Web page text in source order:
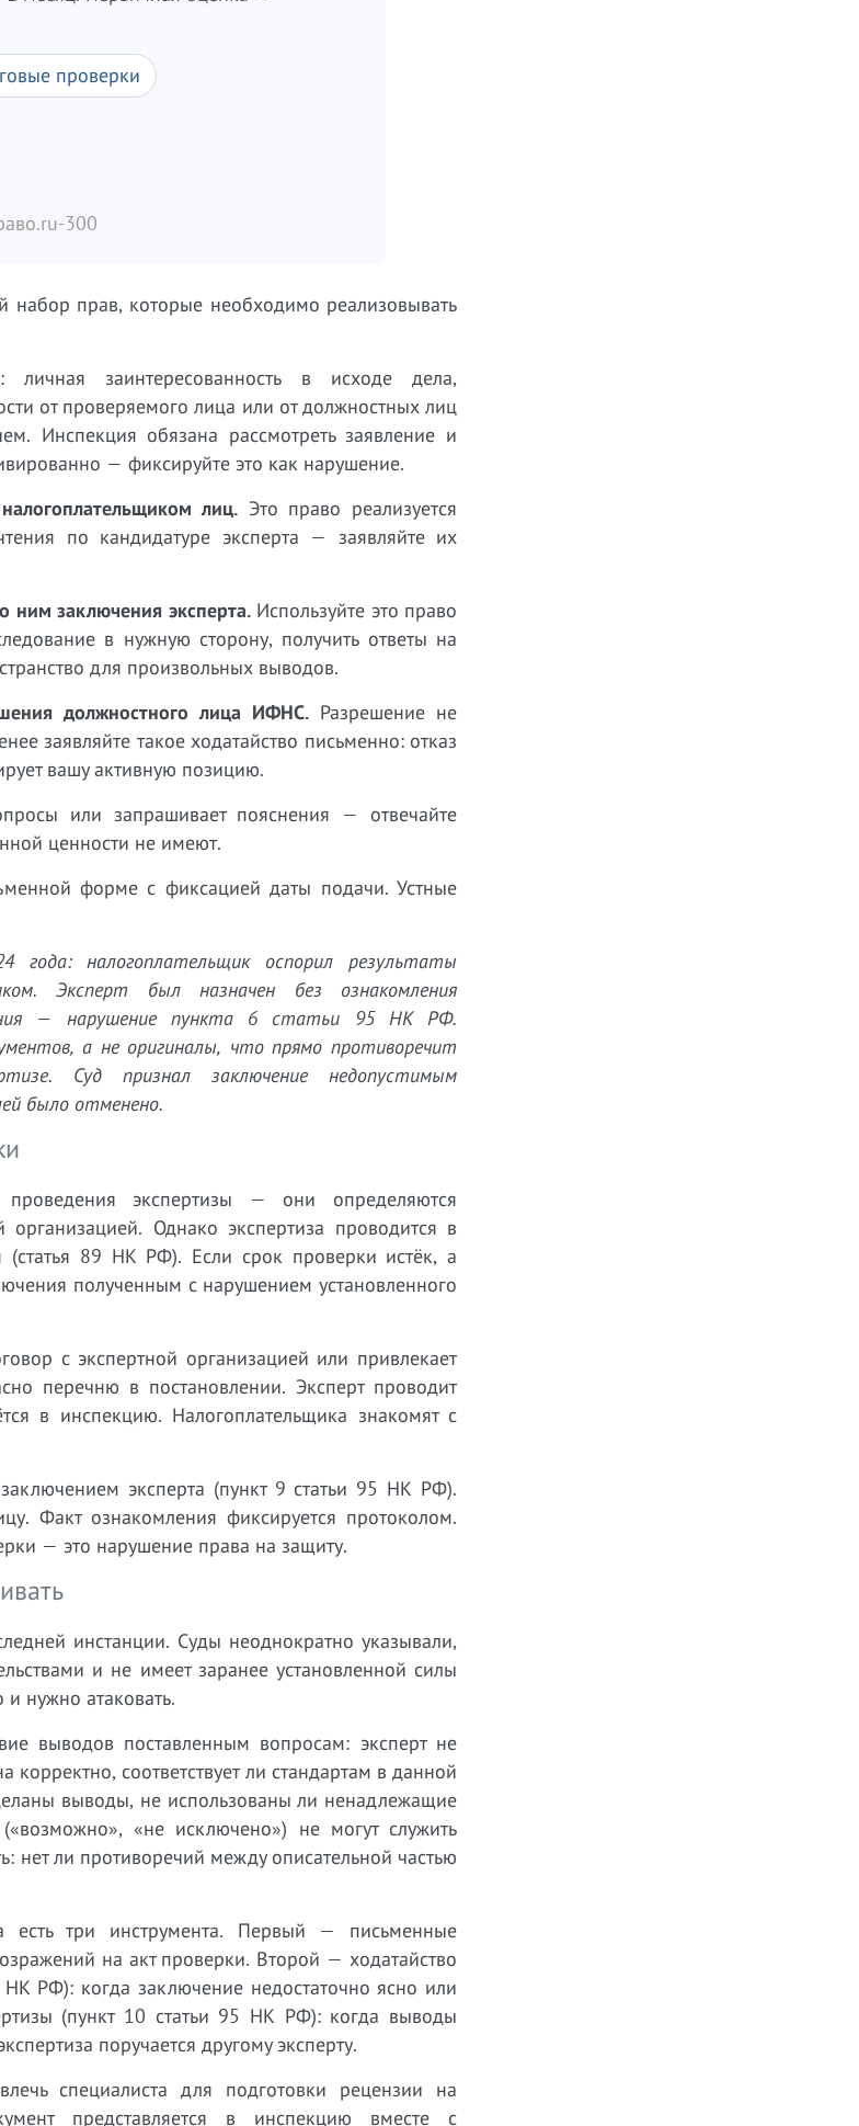
проверки
300
набор прав, которые необходимо реализовывать
заинтересованность в исходе дела,
от проверяемого лица или от должностных лиц
Инспекция обязана рассмотреть заявление и
— фиксируйте это как нарушение.
лиц. Это право реализуется
по кандидатуре эксперта — заявляйте их
ним заключения эксперта.Используйте это право
в нужную сторону, получить ответы на
для произвольных выводов.
должностного лица ИФНС.Разрешение не
заявляйте такое ходатайство письменно: отказ
вашу активную позицию.
или запрашивает пояснения — отвечайте
ценности не имеют.
форме с фиксацией даты подачи. Устные
года: налогоплательщик оспорил результаты
Эксперт был назначен без ознакомления
— нарушение пункта 6 статьи 95 НК РФ.
а не оригиналы, что прямо противоречит
Суд признал заключение недопустимым
было отменено.
экспертизы — они определяются
Однако экспертиза проводится в
89 НК РФ). Если срок проверки истёк, а
полученным с нарушением установленного
с экспертной организацией или привлекает
перечню в постановлении. Эксперт проводит
в инспекцию. Налогоплательщика знакомят с
эксперта (пункт 9 статьи 95 НК РФ).
Факт ознакомления фиксируется протоколом.
— это нарушение права на защиту.
инстанции. Суды неоднократно указывали,
и не имеет заранее установленной силы
нужно атаковать.
выводов поставленным вопросам: эксперт не
соответствует ли стандартам в данной
выводы, не использованы ли ненадлежащие
«не исключено») не могут служить
нет ли противоречий между описательной частью
есть три инструмента. Первый — письменные
на акт проверки. Второй — ходатайство
РФ): когда заключение недостаточно ясно или
(пункт 10 статьи 95 НК РФ): когда выводы
поручается другому эксперту.
специалиста для подготовки рецензии на
представляется в инспекцию вместе с